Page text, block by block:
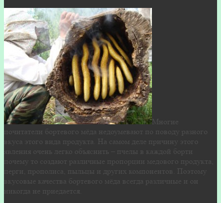
Многие
почитатели бортевого мёда недоумевают по поводу разного
вкуса этого вида продукта. На самом деле причину этого
явления очень легко объяснить – пчелы в каждой борти
почему то создают различные пропорции медового продукта,
перги, прополиса, пыльцы и других компонентов. Поэтому
вкусовые качества бортевого мёда всегда различные и он
никогда не приедается.